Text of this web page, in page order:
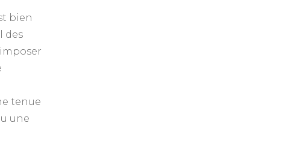
bien
des
tenue
une